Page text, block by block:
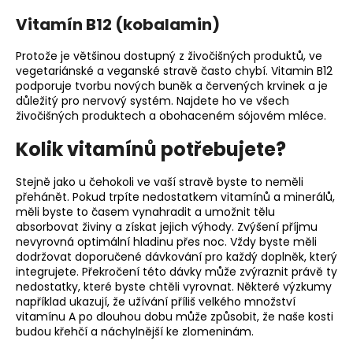
Vitamín B12 (kobalamin)
Protože je většinou dostupný z živočišných produktů, ve
vegetariánské a veganské stravě často chybí. Vitamin B12
podporuje tvorbu nových buněk a červených krvinek a je
důležitý pro nervový systém. Najdete ho ve všech
živočišných produktech a obohaceném sójovém mléce.
Kolik vitamínů potřebujete?
Stejně jako u čehokoli ve vaší stravě byste to neměli
přehánět. Pokud trpíte nedostatkem vitamínů a minerálů,
měli byste to časem vynahradit a umožnit tělu
absorbovat živiny a získat jejich výhody. Zvýšení příjmu
nevyrovná optimální hladinu přes noc. Vždy byste měli
dodržovat doporučené dávkování pro každý doplněk, který
integrujete. Překročení této dávky může zvýraznit právě ty
nedostatky, které byste chtěli vyrovnat. Některé výzkumy
například ukazují, že užívání příliš velkého množství
vitamínu A po dlouhou dobu může způsobit, že naše kosti
budou křehčí a náchylnější ke zlomeninám.